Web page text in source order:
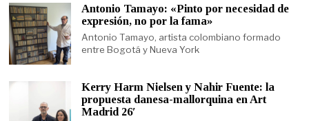
Antonio Tamayo: «Pinto por necesidad de
expresión, no por la fama»
Antonio Tamayo, artista colombiano formado
entre Bogotá y Nueva York
Kerry Harm Nielsen y Nahir Fuente: la
propuesta danesa-mallorquina en Art
Madrid 26′